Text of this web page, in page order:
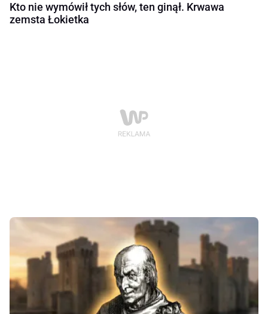
Kto nie wymówił tych słów, ten ginął. Krwawa
zemsta Łokietka